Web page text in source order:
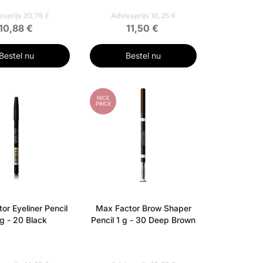
20,75 €
€
nu
Adviesprijs 16,25 €
11,50 €
Bestel nu
Eyeliner Pencil
- 20 Black
NICE
PRICE
Max Factor Brow Shaper
Pencil 1 g - 30 Deep Brown